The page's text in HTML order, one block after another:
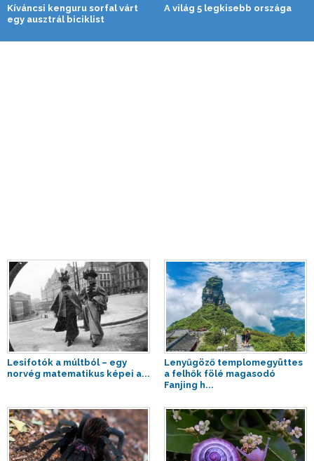
Kíváncsi kenguru sorfal várt
egy ausztrál biciklist
A világ 5 legkisebb országa
Lesifotók a múltból – egy
norvég matematikus képei a...
Lenyűgöző templomegyüttes
a felhők fölé magasodó
Fanjing h...